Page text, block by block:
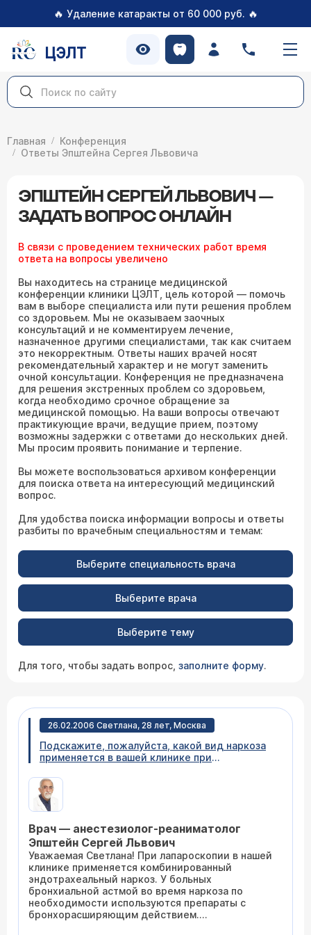
🔥 Удаление катаракты от 60 000 руб. 🔥
ЦЭЛТ
Главная
Конференция
Ответы Эпштейна Сергея Львовича
ЭПШТЕЙН СЕРГЕЙ ЛЬВОВИЧ —
ЗАДАТЬ ВОПРОС ОНЛАЙН
В связи с проведением технических работ время
ответа на вопросы увеличено
Вы находитесь на странице медицинской
конференции клиники ЦЭЛТ, цель которой — помочь
вам в выборе специалиста или пути решения проблем
со здоровьем. Мы не оказываем заочных
консультаций и не комментируем лечение,
назначенное другими специалистами, так как считаем
это некорректным. Ответы наших врачей носят
рекомендательный характер и не могут заменить
очной консультации. Конференция не предназначена
для решения экстренных проблем со здоровьем,
когда необходимо срочное обращение за
медицинской помощью. На ваши вопросы отвечают
практикующие врачи, ведущие прием, поэтому
возможны задержки с ответами до нескольких дней.
Мы просим проявить понимание и терпение.
Вы можете воспользоваться архивом конференции
для поиска ответа на интересующий медицинский
вопрос.
Для удобства поиска информации вопросы и ответы
разбиты по врачебным специальностям и темам:
Выберите специальность врача
Выберите врача
Выберите тему
Для того, чтобы задать вопрос, заполните форму.
26.02.2006 Светлана, 28 лет, Москва
Подскажите, пожалуйста, какой вид наркоза
применяется в вашей клинике при
маточных труб при заболевании
"бронхиальная астма легкой степени" (не
лечу, но бронхоспазмы бывают от пахучих и
Врач — анестезиолог-реаниматолог
Эпштейн Сергей Львович
Уважаемая Светлана! При лапароскопии в нашей
клинике применяется комбинированный
эндотрахеальный наркоз. У больных
бронхиальной астмой во время наркоза по
необходимости используются препараты с
бронхорасширяющим действием.